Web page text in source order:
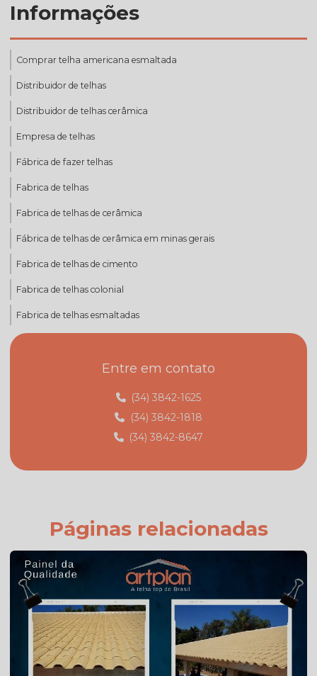
Informações
Comprar telha americana esmaltada
Distribuidor de telhas
Distribuidor de telhas cerâmica
Empresa de telhas
Fábrica de fazer telhas
Fabrica de telhas
Fabrica de telhas de cerâmica
Fábrica de telhas de cerâmica em minas gerais
Fabrica de telhas de cimento
Fabrica de telhas colonial
Fabrica de telhas esmaltadas
Fabrica de telhas mg
Fabrica de telhas minas gerais
Fábrica de telhas em monte carmelo
Fábrica de telhas em monte carmelo mg
Fabricante de telhas cerâmicas
Fornecedor de telhas colonial
Orçamento de telha de cimento
Preço da telha americana branca esmaltada
Preço da telha americana esmaltada
Preço de telhas americana
Preço de telhas cerâmica resinada
Entre em contato
(34) 3842-1625
(34) 3842-1818
(34) 3842-8647
Páginas relacionadas